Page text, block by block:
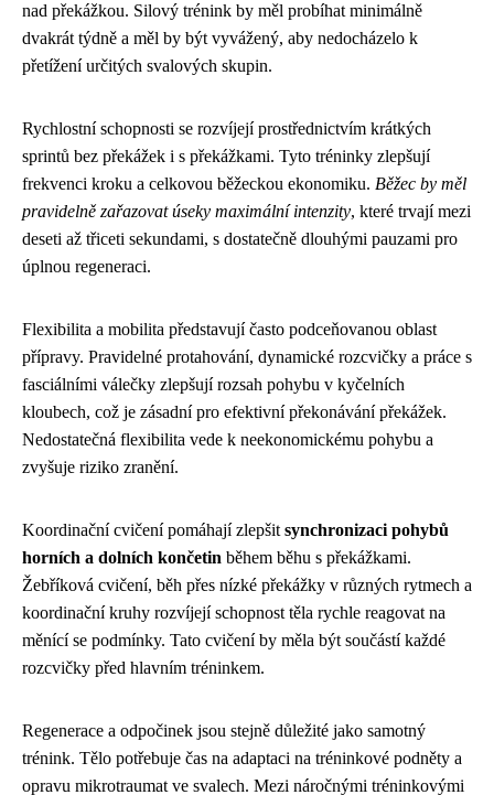
nad překážkou. Silový trénink by měl probíhat minimálně
dvakrát týdně a měl by být vyvážený, aby nedocházelo k
přetížení určitých svalových skupin.
Rychlostní schopnosti se rozvíjejí prostřednictvím krátkých
sprintů bez překážek i s překážkami. Tyto tréninky zlepšují
frekvenci kroku a celkovou běžeckou ekonomiku. Běžec by měl
pravidelně zařazovat úseky maximální intenzity, které trvají mezi
deseti až třiceti sekundami, s dostatečně dlouhými pauzami pro
úplnou regeneraci.
Flexibilita a mobilita představují často podceňovanou oblast
přípravy. Pravidelné protahování, dynamické rozcvičky a práce s
fasciálními válečky zlepšují rozsah pohybu v kyčelních
kloubech, což je zásadní pro efektivní překonávání překážek.
Nedostatečná flexibilita vede k neekonomickému pohybu a
zvyšuje riziko zranění.
Koordinační cvičení pomáhají zlepšitsynchronizaci pohybů
horních a dolních končetin během běhu s překážkami.
Žebříková cvičení, běh přes nízké překážky v různých rytmech a
koordinační kruhy rozvíjejí schopnost těla rychle reagovat na
měnící se podmínky. Tato cvičení by měla být součástí každé
rozcvičky před hlavním tréninkem.
Regenerace a odpočinek jsou stejně důležité jako samotný
trénink. Tělo potřebuje čas na adaptaci na tréninkové podněty a
opravu mikrotraumat ve svalech. Mezi náročnými tréninkovými